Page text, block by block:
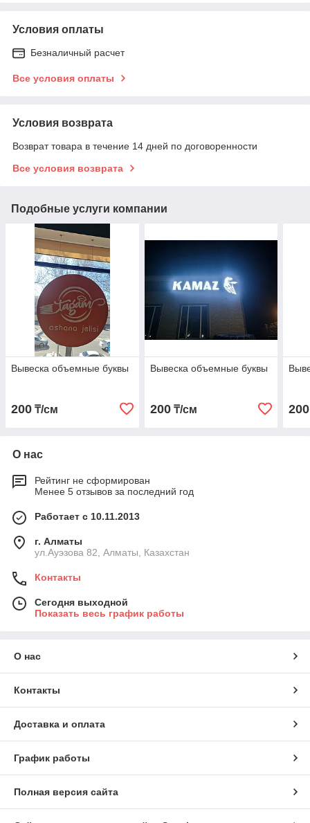
Условия оплаты
Безналичный расчет
Все условия оплаты
Условия возврата
Возврат товара в течение 14 дней по договоренности
Все условия возврата
Подобные услуги компании
Вывеска объемные буквы
200 ₸/см
Вывеска объемные буквы
200₸/см 200
О нас
Рейтинг не сформирован
Менее 5 отзывов за последний год
Работает с 10.11.2013
г. Алматы
ул.Ауэзова 82, Алматы, Казахстан
Контакты
Сегодня выходной
Показать весь график работы
О нас
Контакты
Доставка и оплата
График работы
Полная версия сайта